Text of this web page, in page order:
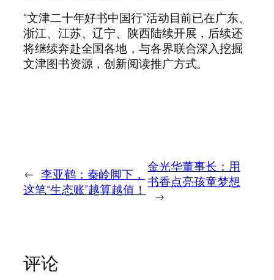
“文津二十年好书中国行”活动目前已在广东、
浙江、江苏、辽宁、陕西陆续开展，后续还
将继续奔赴全国各地，与各界联合深入挖掘
文津图书资源，创新阅读推广方式。
← 李亚鹤：秦岭脚下，
这笔“生态账”越算越值！
金光华董事长：用
书香点亮孩童梦想
→
评论